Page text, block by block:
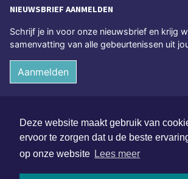
Deze website maakt gebruik van
ervoor te zorgen dat u de beste
op onze website Lees meer
NIEUWSBRIEF AANMELDEN
Schrijf je in voor onze nieuwsbrief en krijg
samenvatting van alle gebeurtenissen uit
Aanmelden